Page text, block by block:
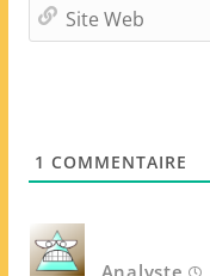
1 COMMENTAIRE